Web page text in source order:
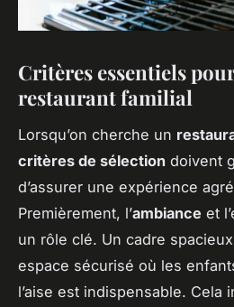
Critères essentiels
restaurant familial
Lorsqu’on cherche un
critères de sélection doivent
d’assurer une expérience
Premièrement, l’ambiance et
un rôle clé. Un cadre
espace sécurisé où les
l’aise est indispensable. Cela